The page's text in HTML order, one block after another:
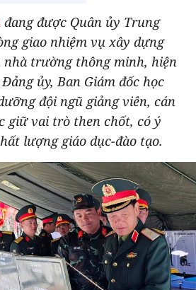
đang được Quân ủy Trung
giao nhiệm vụ xây dựng
trường thông minh, hiện
ủy, Ban Giám đốc học
đội ngũ giảng viên, cán
giữ vai trò then chốt, có ý
lượng giáo dục-đào tạo.